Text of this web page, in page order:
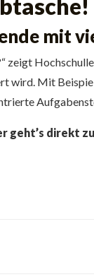
mit
zeigt
wird. Mit
geht’s direkt